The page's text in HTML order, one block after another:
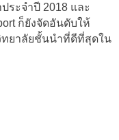
ระจำปี 2018 และ
ก็ยังจัดอันดับให้
ทยาลัยชั้นนำที่ดีที่สุดใน